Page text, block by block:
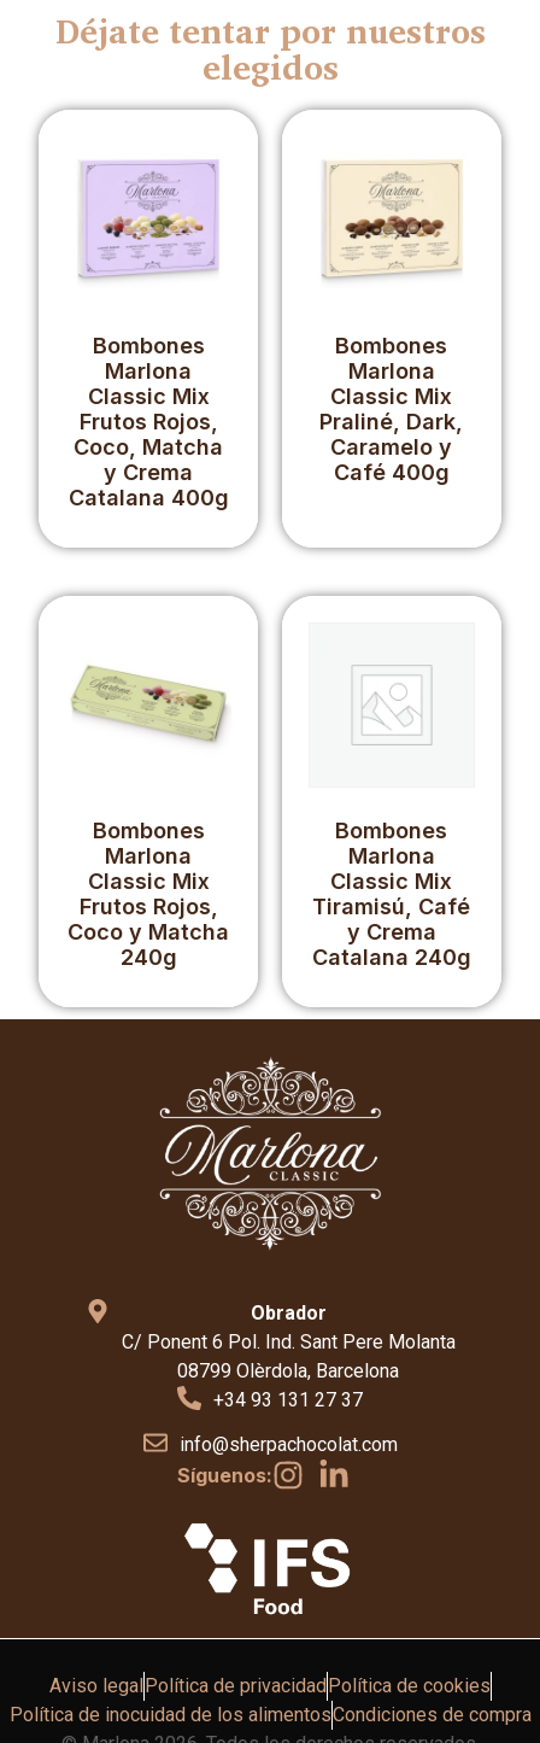
Déjate tentar por nuestros
elegidos
Bombones
Marlona
Classic Mix
Frutos Rojos,
Coco, Matcha
y Crema
Catalana 400g
Bombones
Marlona
Classic Mix
Praliné, Dark,
Caramelo y
Café 400g
Bombones
Marlona
Classic Mix
Frutos Rojos,
Coco y Matcha
240g
Bombones
Marlona
Classic Mix
Tiramisú, Café
y Crema
Catalana 240g
Obrador
C/ Ponent 6 Pol. Ind. Sant Pere Molanta
08799 Olèrdola, Barcelona
+34 93 131 27 37
info@sherpachocolat.com
Síguenos:
Aviso legal Política de privacidad Política de cookies
Política de inocuidad de los alimentosCondiciones de compra